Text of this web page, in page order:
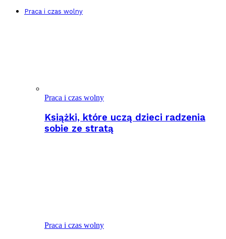
Praca i czas wolny
Praca i czas wolny
Książki, które uczą dzieci radzenia
sobie ze stratą
Praca i czas wolny